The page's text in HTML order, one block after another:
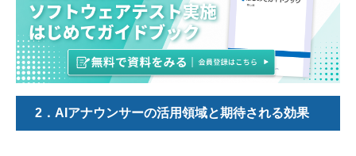
2．AIアナウンサーの活用領域と期待される効果